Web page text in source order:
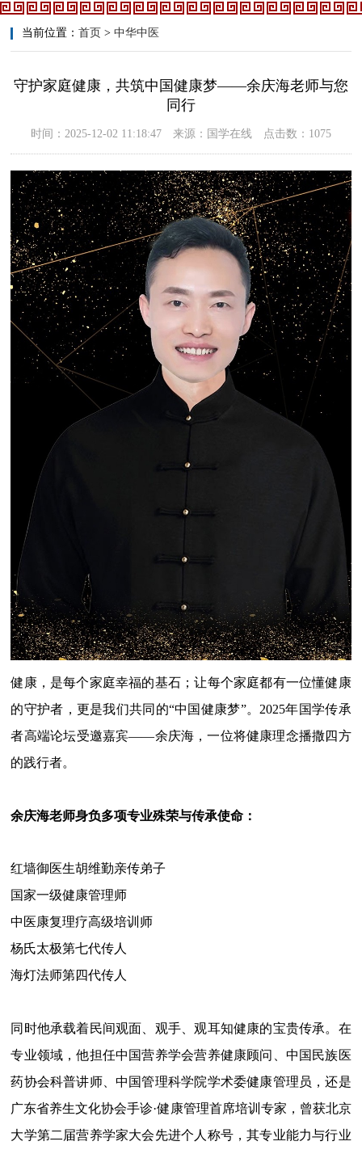
当前位置：首页 >中华中医
守护家庭健康，共筑中国健康梦——余庆海老师与您
同行
时间：2025-12-02 11:18:47 来源：国学在线 点击数：1075
健康，是每个家庭幸福的基石；让每个家庭都有一位懂健康
的守护者，更是我们共同的“中国健康梦”。2025年国学传承
者高端论坛受邀嘉宾——余庆海，一位将健康理念播撒四方
的践行者。
余庆海老师身负多项专业殊荣与传承使命：
红墙御医生胡维勤亲传弟子
国家一级健康管理师
中医康复理疗高级培训师
杨氏太极第七代传人
海灯法师第四代传人
同时他承载着民间观面、观手、观耳知健康的宝贵传承。在
专业领域，他担任中国营养学会营养健康顾问、中国民族医
药协会科普讲师、中国管理科学院学术委健康管理员，还是
广东省养生文化协会手诊·健康管理首席培训专家，曾获北京
大学第二届营养学家大会先进个人称号，其专业能力与行业